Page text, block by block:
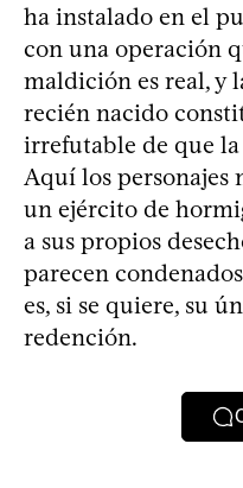
ha instalado en el
con una operación
maldición es real, y
recién nacido
irrefutable de que
Aquí los personajes
un ejército de
a sus propios
parecen
es, si se quiere, su
redención.